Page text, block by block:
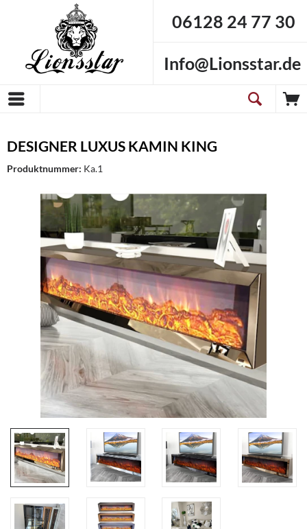
06128 24 77 30
Info@Lionsstar.de
DESIGNER LUXUS KAMIN KING
Produktnummer: Ka.1